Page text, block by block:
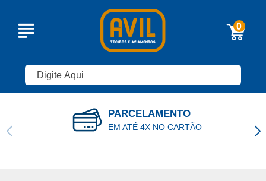
0
PARCELAMENTO
EM ATÉ 4X NO CARTÃO